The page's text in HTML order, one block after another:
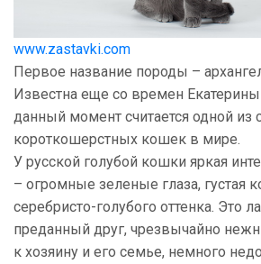
www.zastavki.com
Первое название породы –
Известна еще со времен
данный момент считается одной
короткошерстных кошек в мире.
У русской голубой кошки яркая
– огромные зеленые глаза, густая
серебристо-голубого оттенка. Это
преданный друг, чрезвычайно
к хозяину и его семье, немного